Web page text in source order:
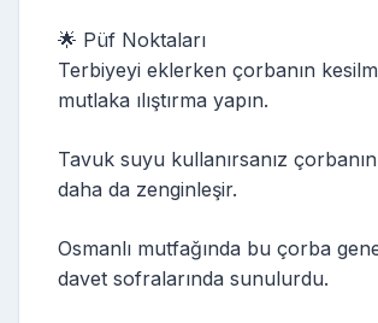
🌟 Püf Noktaları
Terbiyeyi eklerken çorbanın
mutlaka ılıştırma yapın.
Tavuk suyu kullanırsanız
daha da zenginleşir.
Osmanlı mutfağında bu çorba
davet sofralarında sunulurdu.